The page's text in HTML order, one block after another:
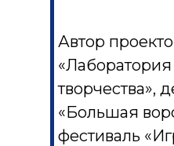
Автор
«Лаборатория
творчества»,
«Большая
фестиваль